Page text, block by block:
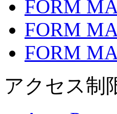
FORM
FORM
FORM
アクセス制